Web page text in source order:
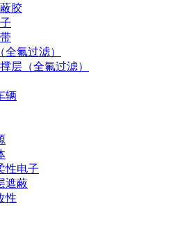
胶
氟过滤）
层（全氟过滤）
辆
性电子
遮蔽
性